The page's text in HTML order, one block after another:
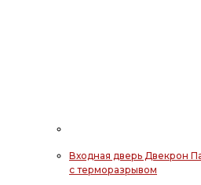
Входная дверь Двекрон
с терморазрывом